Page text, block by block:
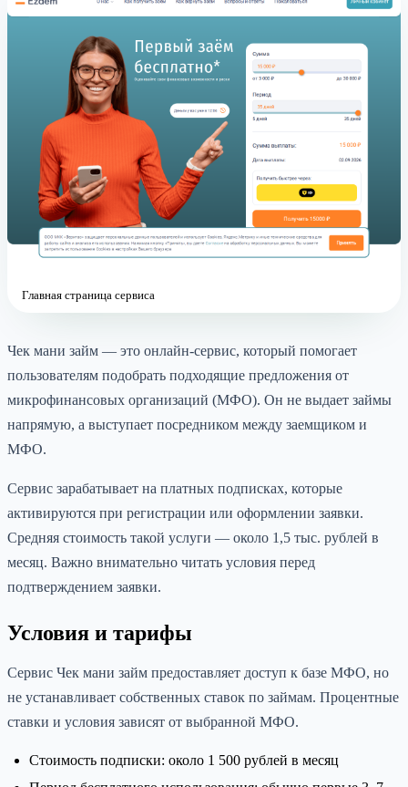
Главная страница сервиса
Чек мани займ — это онлайн-сервис, который помогает
пользователям подобрать подходящие предложения от
микрофинансовых организаций (МФО). Он не выдает займы
напрямую, а выступает посредником между заемщиком и
МФО.
Сервис зарабатывает на платных подписках, которые
активируются при регистрации или оформлении заявки.
Средняя стоимость такой услуги — около 1,5 тыс. рублей в
месяц. Важно внимательно читать условия перед
подтверждением заявки.
Условия и тарифы
Сервис Чек мани займ предоставляет доступ к базе МФО, но
не устанавливает собственных ставок по займам. Процентные
ставки и условия зависят от выбранной МФО.
Стоимость подписки: около 1 500 рублей в месяц